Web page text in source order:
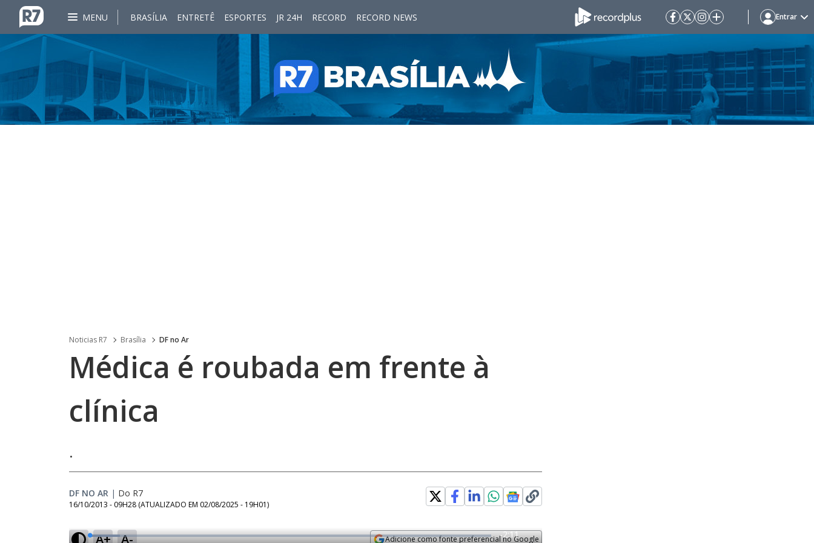
MENU BRASÍLIA ENTRETÊ ESPORTES JR 24H RECORD RECORD NEWS Entrar
Noticias R7 Brasília DF no Ar
Médica é roubada em frente à
clínica
.
DF NO AR | Do R7
16/10/2013 - 09H28 (ATUALIZADO EM 02/08/2025 - 19H01)
A+ A- Adicione como fonte preferencial no Google
L
R
-2:11